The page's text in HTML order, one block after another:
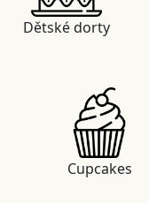
Dětské dorty
Cupcakes